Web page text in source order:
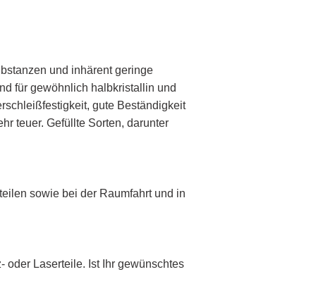
und inhärent geringe
für gewöhnlich halbkristallin und
gute Beständigkeit
teuer. Gefüllte Sorten, darunter
sowie bei der Raumfahrt und in
oder Laserteile. Ist Ihr gewünschtes